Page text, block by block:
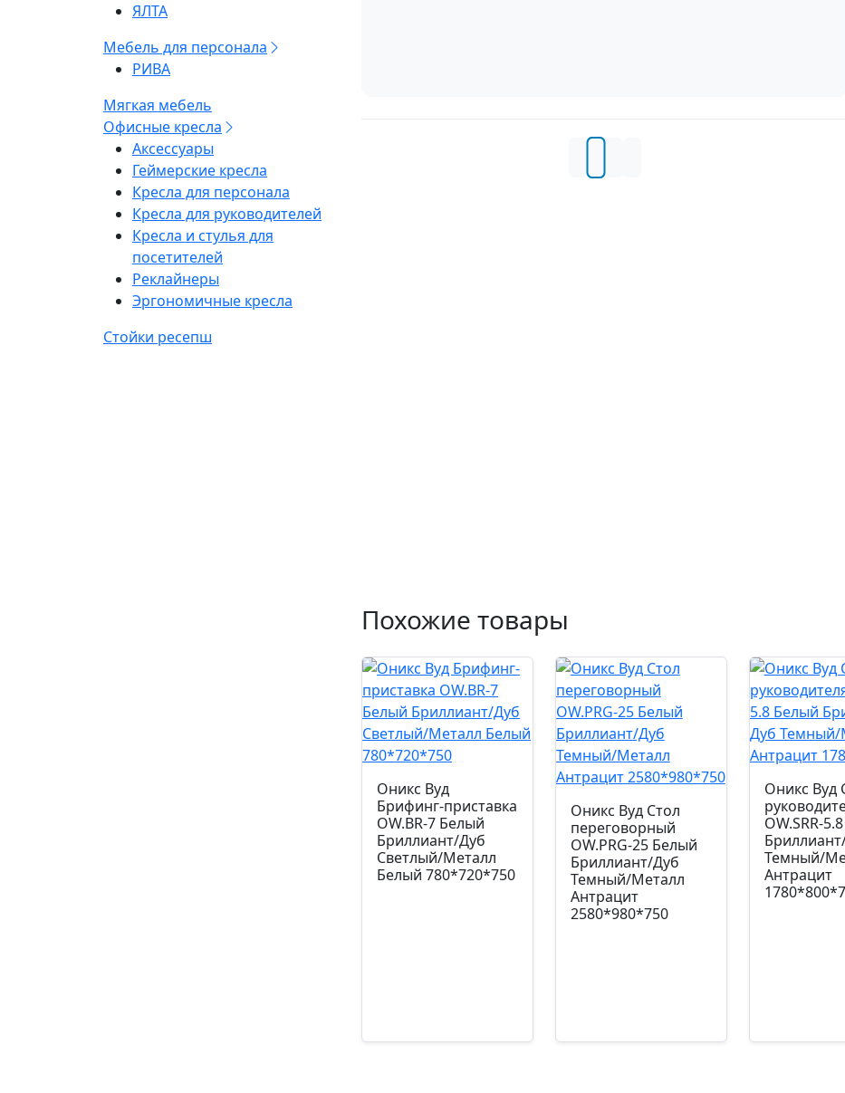
ЯЛТА
Мебель для персонала
РИВА
Мягкая мебель
Офисные кресла
Аксессуары
Геймерские кресла
Кресла для персонала
Кресла для руководителей
Кресла и стулья для
посетителей
Реклайнеры
Эргономичные кресла
Стойки ресепш
Похожие товары
Оникс Вуд
Брифинг-приставка
OW.BR-7 Белый
Бриллиант/Дуб
Светлый/Металл
Белый 780*720*750
Артикул: УЧ-00000056
Оникс Вуд Стол
переговорный
OW.PRG-25 Белый
Бриллиант/Дуб
Темный/Металл
Антрацит
2580*980*750
Оникс Вуд
OW.SRR-
Темный/
Антрацит
Артикул: